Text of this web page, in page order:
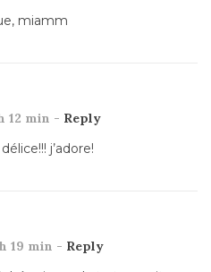
miamm
12 min - Reply
j’adore!
19 min - Reply